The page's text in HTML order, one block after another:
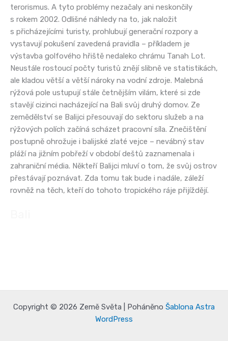
terorismus. A tyto problémy nezačaly ani neskončily
s rokem 2002. Odlišné náhledy na to, jak naložit
s přicházejícími turisty, prohlubují generační rozpory a
vystavují pokušení zavedená pravidla – příkladem je
výstavba golfového hřiště nedaleko chrámu Tanah Lot.
Neustále rostoucí počty turistů znějí slibně ve statistikách,
ale kladou větší a větší nároky na vodní zdroje. Malebná
rýžová pole ustupují stále četnějším vilám, které si zde
stavějí cizinci nacházející na Bali svůj druhý domov. Ze
zemědělství se Balijci přesouvají do sektoru služeb a na
rýžových polích začíná scházet pracovní síla. Znečištění
postupně ohrožuje i balijské zlaté vejce – nevábný stav
pláží na jižním pobřeží v období deštů zaznamenala i
zahraniční média. Někteří Balijci mluví o tom, že svůj ostrov
přestávají poznávat. Zda tomu tak bude i nadále, záleží
rovněž na těch, kteří do tohoto tropického ráje přijíždějí.
Copyright © 2026 Země Světa | Poháněno Šablona Astra
WordPress